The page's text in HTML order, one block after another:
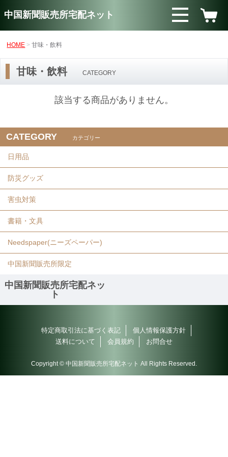
中国新聞販売所宅配ネット
HOME 甘味・飲料
甘味・飲料 CATEGORY
該当する商品がありません。
CATEGORY カテゴリー
日用品
防災グッズ
害虫対策
書籍・文具
Needspaper(ニーズペーパー)
中国新聞販売所限定
中国新聞販売所宅配ネッ
ト
特定商取引法に基づく表記
個人情報保護方針
送料について
会員規約 お問合せ
Copyright © 中国新聞販売所宅配ネット All Rights Reserved.